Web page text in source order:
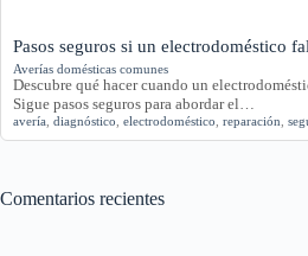
Pasos seguros si un electrodoméstico
Averías domésticas comunes
Descubre qué hacer cuando un
Sigue pasos seguros para abordar el…
avería diagnóstico electrodoméstico reparación
Comentarios recientes